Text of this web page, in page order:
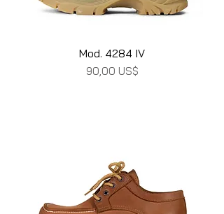
Mod. 4284 IV
Precio
90,00 US$